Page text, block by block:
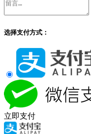
选择支付方式：
立即支付